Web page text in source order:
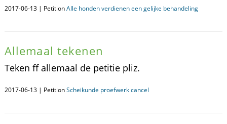
2017-06-13 | PetitionAlle honden verdienen een gelijke behandeling
Allemaal tekenen
Teken ff allemaal de petitie pliz.
2017-06-13 | PetitionScheikunde proefwerk cancel